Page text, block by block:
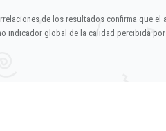
de los resultados confirma que
indicador global de la calidad percibida